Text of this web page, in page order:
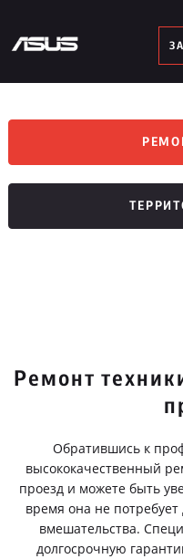
Ремонт
Обратившись к
высококачественный
проезд и можете быть
время она не
вмешательства.
долгосрочную